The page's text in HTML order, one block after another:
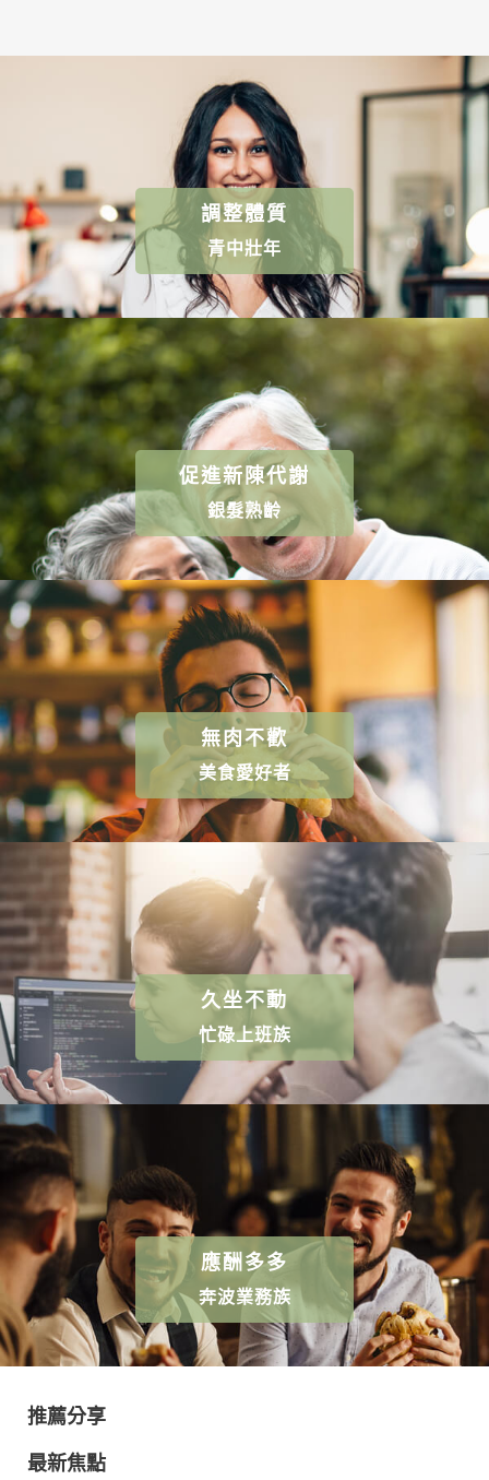
調整體質
青中壯年
促進新陳代謝
銀髮熟齡
無肉不歡
美食愛好者
久坐不動
忙碌上班族
應酬多多
奔波業務族
推薦分享
最新焦點